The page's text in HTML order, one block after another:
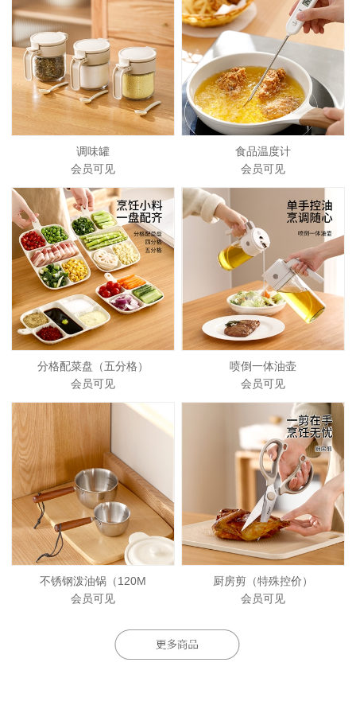
调味罐
会员可见
食品温度计
会员可见
分格配菜盘（五分格）
会员可见
喷倒一体油壶
会员可见
不锈钢泼油锅（120M
会员可见
厨房剪（特殊控价）
会员可见